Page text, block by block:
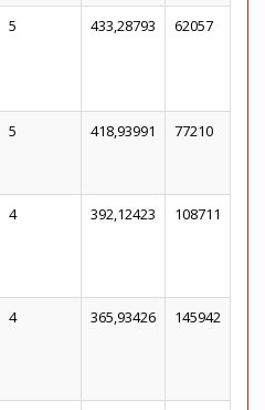
5 433,28793 62057
5 418,93991 77210
4 392,12423 108711
4 365,93426 145942